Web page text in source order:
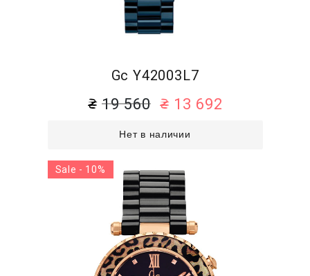
Gc Y42003L7
19 560 13 692
Нет в наличии
Sale - 10%